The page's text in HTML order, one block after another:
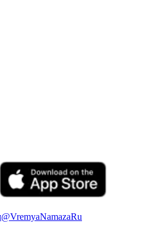
@VremyaNamazaRu